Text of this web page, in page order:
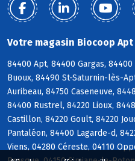
Votre magasin Biocoop
84400 Apt, 84400 Gargas,
Buoux, 84490 St-Saturnin-lès-
Auribeau, 84750 Caseneuve,
84400 Rustrel, 84220 Lioux,
Castillon, 84220 Goult, 84220
Pantaléon, 84400 Lagarde-d,
Viens, 04280 Céreste, 04110